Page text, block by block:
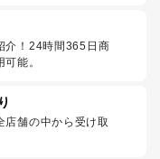
介！24時間365日商
能。
店舗の中から受け取